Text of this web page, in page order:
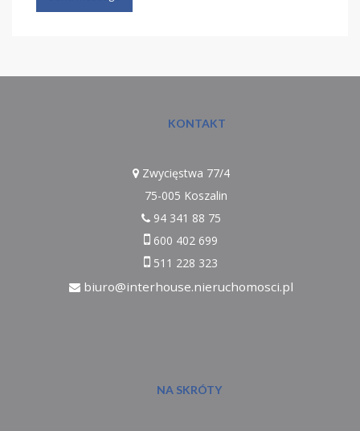
KONTAKT
Zwycięstwa 77/4
75-005 Koszalin
94 341 88 75
600 402 699
511 228 323
biuro@interhouse.nieruchomosci.pl
NA SKRÓTY